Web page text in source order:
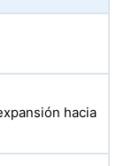
hacia